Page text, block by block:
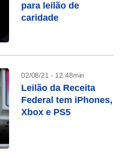
para leilão de
caridade
02/08/21 - 12:48min
Leilão da Receita
Federal tem iPhones,
Xbox e PS5